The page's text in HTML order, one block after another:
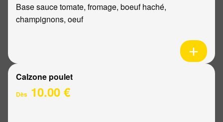
Base sauce tomate, fromage, boeuf haché,
champignons, oeuf
Calzone poulet
Dès 10.00 €